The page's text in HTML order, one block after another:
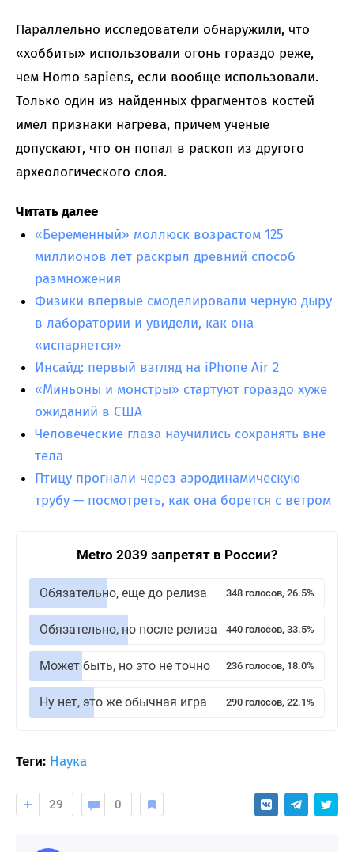
Параллельно исследователи обнаружили, что
«хоббиты» использовали огонь гораздо реже,
чем Homo sapiens, если вообще использовали.
Только один из найденных фрагментов костей
имел признаки нагрева, причем ученые
допускают, что он попал в раскоп из другого
археологического слоя.
Читать далее
«Беременный» моллюск возрастом 125
миллионов лет раскрыл древний способ
размножения
Физики впервые смоделировали черную дыру
в лаборатории и увидели, как она
«испаряется»
Инсайд: первый взгляд на iPhone Air 2
«Миньоны и монстры» стартуют гораздо хуже
ожиданий в США
Человеческие глаза научились сохранять вне
тела
Птицу прогнали через аэродинамическую
трубу — посмотреть, как она борется с ветром
Metro 2039 запретят в России?
Обязательно, еще до релиза 348 голосов, 26.5%
Обязательно, но после релиза 440 голосов, 33.5%
Может быть, но это не точно 236 голосов, 18.0%
Ну нет, это же обычная игра 290 голосов, 22.1%
Теги: Наука
29 0